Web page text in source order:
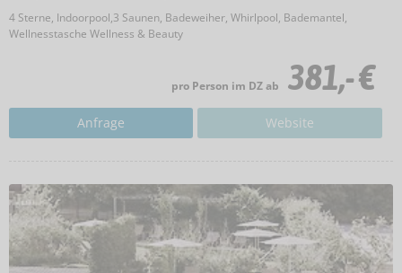
4 Sterne, Indoorpool,3 Saunen, Badeweiher, Whirlpool, Bademantel,
Wellnesstasche Wellness & Beauty
pro Person im DZ ab 381,- €
Anfrage Website